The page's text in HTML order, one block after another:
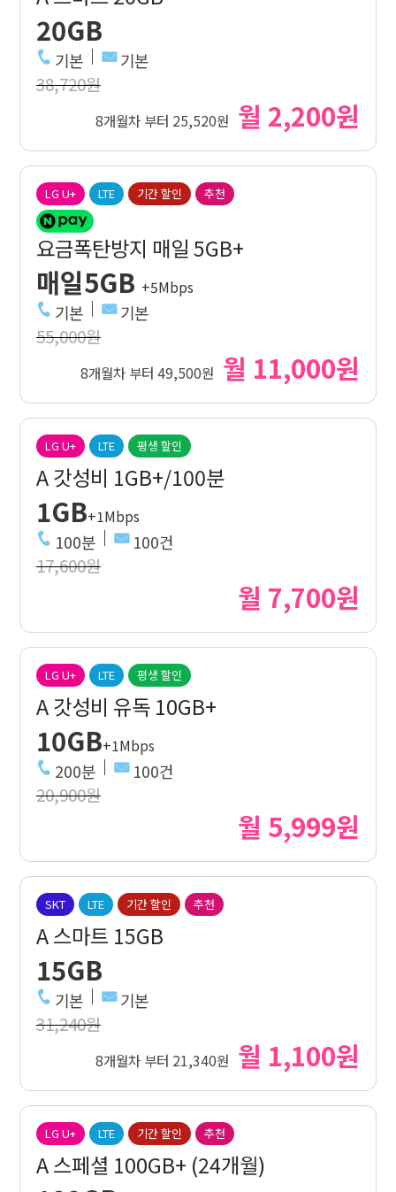
20GB
기본 기본
38,720원
8개월차 부터 25,520원 월 2,200원
LG U+ LTE 기간 할인 추천
요금폭탄방지 매일 5GB+
매일5GB +5Mbps
기본 기본
55,000원
8개월차 부터 49,500원 월 11,000원
LG U+ LTE 평생 할인
A 갓성비 1GB+/100분
1GB+1Mbps
100분 100건
17,600원
월 7,700원
LG U+ LTE 평생 할인
A 갓성비 유독 10GB+
10GB+1Mbps
200분 100건
20,900원
월 5,999원
SKT LTE 기간 할인 추천
A 스마트 15GB
15GB
기본 기본
31,240원
8개월차 부터 21,340원 월 1,100원
LG U+ LTE 기간 할인 추천
A 스페셜 100GB+ (24개월)